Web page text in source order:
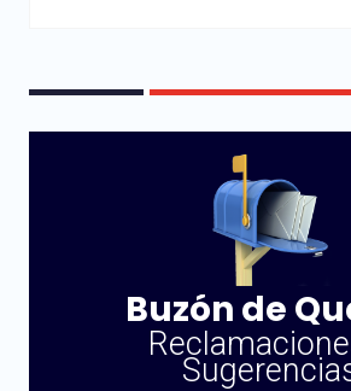
Buzón de